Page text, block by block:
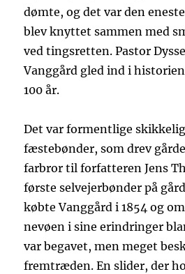
dømte, og det var den
blev knyttet sammen med
ved tingsretten. Pastor
Vanggård gled ind i
100 år.
Det var formentlige
fæstebønder, som drev
farbror til forfatteren Jens
første selvejerbønder på
købte Vanggård i 1854 og
nevøen i sine erindringer
var begavet, men meget
fremtræden. En slider, der